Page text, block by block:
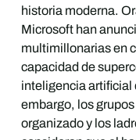
historia moderna.
Microsoft han
multimillonarias en
capacidad de
inteligencia artificial
embargo, los
organizado y los